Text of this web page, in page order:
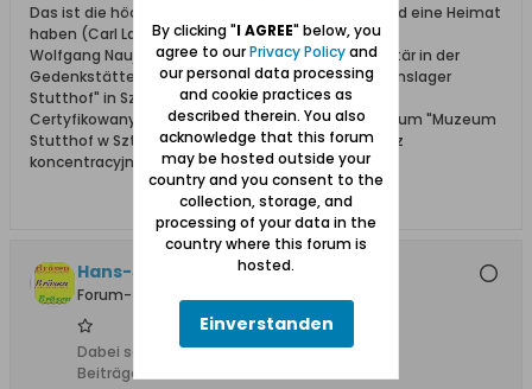
Das ist die höchste aller Gaben: Geborgen sein und eine Heimat
haben (Carl Lange)
Wolfgang Naujocks: Zertifizierter Führer und Volontär in der
Gedenkstätte/Museum "Deutsches Konzentrationslager
Stutthof" in Sztutowo
Certyfikowany przewodnik i wolontariusz po muzeum "Muzeum
Stutthof w Sztutowie - Niemiecki nazistowski obóz
koncentracyjny i zagłady"
Hans-Joerg +, Ehrenmitglied
Forum-Teilnehmer
Dabei seit:
10.02.2008
Beiträge:
By clicking "I AGREE" below, you
agree to ourPrivacy Policyand
our personal data processing
and cookie practices as
described therein. You also
acknowledge that this forum
may be hosted outside your
country and you consent to the
collection, storage, and
processing of your data in the
country where this forum is
hosted.
Einverstanden